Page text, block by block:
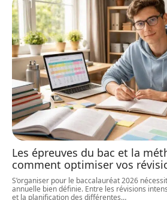
Les épreuves du bac et la
comment optimiser vos
S’organiser pour le baccalauréat 2026
annuelle bien définie. Entre les révisions
et la planification des différentes…